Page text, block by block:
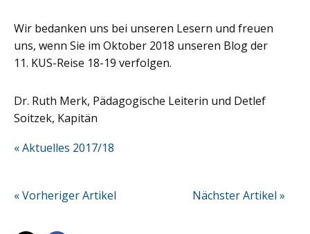
Wir bedanken uns bei unseren Lesern und freuen
uns, wenn Sie im Oktober 2018 unseren Blog der
11. KUS-Reise 18-19 verfolgen.
Dr. Ruth Merk, Pädagogische Leiterin und Detlef
Soitzek, Kapitän
« Aktuelles 2017/18
Nächster Artikel »
« Vorheriger Artikel